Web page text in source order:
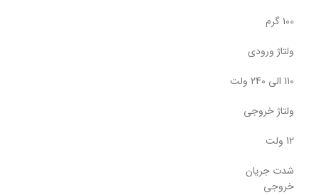
100 گرم
ولتاژ ورودی
110 الی 240 ولت
ولتاژ خروجی
12 ولت
شدت جریان
خروجی